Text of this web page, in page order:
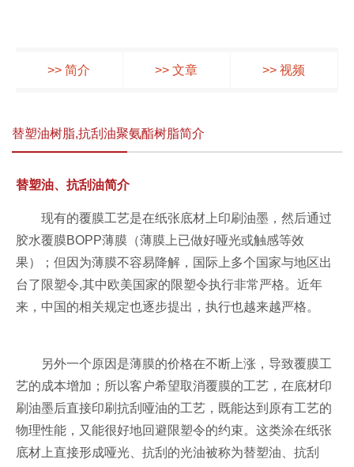
>> 简介 >> 文章 >> 视频
替塑油树脂,抗刮油聚氨酯树脂简介
替塑油、抗刮油简介
现有的覆膜工艺是在纸张底材上印刷油墨，然后通过
胶水覆膜BOPP薄膜（薄膜上已做好哑光或触感等效
果）；但因为薄膜不容易降解，国际上多个国家与地区出
台了限塑令,其中欧美国家的限塑令执行非常严格。近年
来，中国的相关规定也逐步提出，执行也越来越严格。
另外一个原因是薄膜的价格在不断上涨，导致覆膜工
艺的成本增加；所以客户希望取消覆膜的工艺，在底材印
刷油墨后直接印刷抗刮哑油的工艺，既能达到原有工艺的
物理性能，又能很好地回避限塑令的约束。这类涂在纸张
底材上直接形成哑光、抗刮的光油被称为替塑油、抗刮